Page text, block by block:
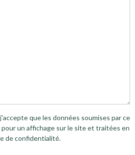
que les données soumises par ce
un affichage sur le site et traitées en
de confidentialité.